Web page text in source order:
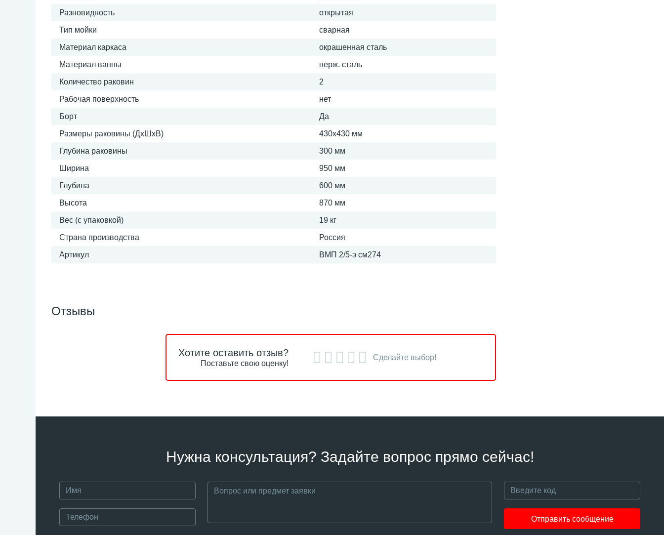
Разновидность открытая
Тип мойки сварная
Материал каркаса окрашенная сталь
Материал ванны нерж. сталь
Количество раковин 2
Рабочая поверхность нет
Борт Да
Размеры раковины (ДхШхВ) 430х430 мм
Глубина раковины 300 мм
Ширина 950 мм
Глубина 600 мм
Высота 870 мм
Вес (с упаковкой) 19 кг
Страна производства Россия
Артикул ВМП 2/5-э см274
Отзывы
Хотите оставить отзыв?
Поставьте свою оценку!
Сделайте выбор!
Нужна консультация? Задайте вопрос прямо сейчас!
Отправить сообщение